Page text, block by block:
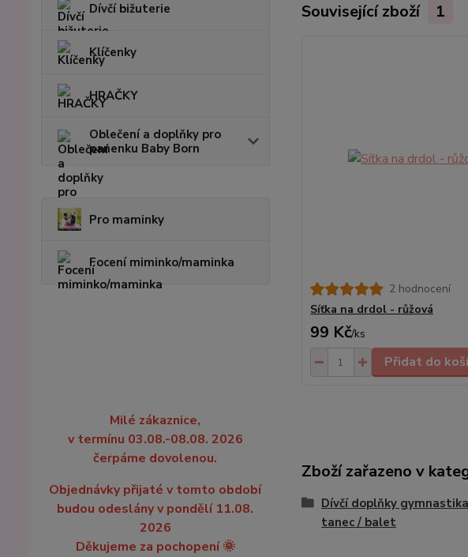
Dívčí bižuterie
Klíčenky
HRAČKY
Oblečení a doplňky pro
panenku Baby Born
Pro maminky
Focení miminko/maminka
Milé zákaznice,
v termínu 03.08.-08.08. 2026
čerpáme dovolenou.
Objednávky přijaté v tomto období
budou odeslány v pondělí 11.08.
2026
Děkujeme za pochopení 🌞
Související zboží 1
2 hodnocení
Síťka na drdol - růžová
99 Kč/ks
Přidat do
Zboží zařazeno v
Dívčí doplňky
tanec / balet